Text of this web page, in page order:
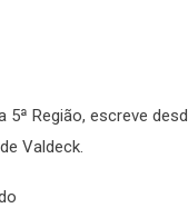
5ª Região, escreve
de Valdeck.